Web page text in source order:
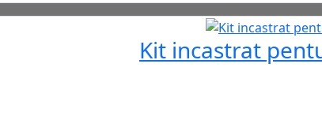
Kit incastrat